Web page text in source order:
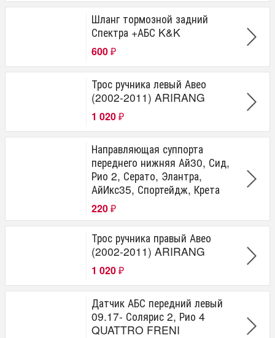
Шланг тормозной задний
Спектра +АБС K&K
600 ₽
Трос ручника левый Авео
(2002-2011) ARIRANG
1 020 ₽
Направляющая суппорта
переднего нижняя Ай30, Сид,
Рио 2, Серато, Элантра,
АйИкс35, Спортейдж, Крета
220 ₽
Трос ручника правый Авео
(2002-2011) ARIRANG
1 020 ₽
Датчик АБС передний левый
09.17- Солярис 2, Рио 4
QUATTRO FRENI